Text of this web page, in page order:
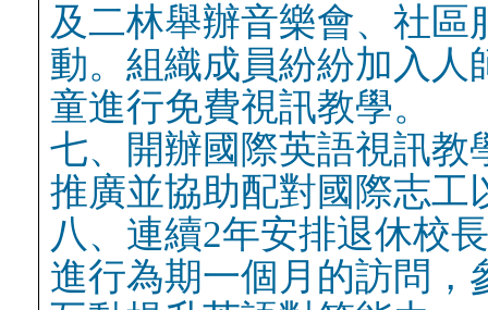
及二林舉辦音樂會、社
動。組織成員紛紛加入
童進行免費視訊教學。
七、開辦國際英語視訊教
推廣並協助配對國際志工
八、連續2年安排退休校
進行為期一個月的訪問